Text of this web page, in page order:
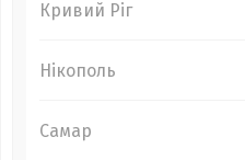
Кривий Ріг
Нікополь
Самар